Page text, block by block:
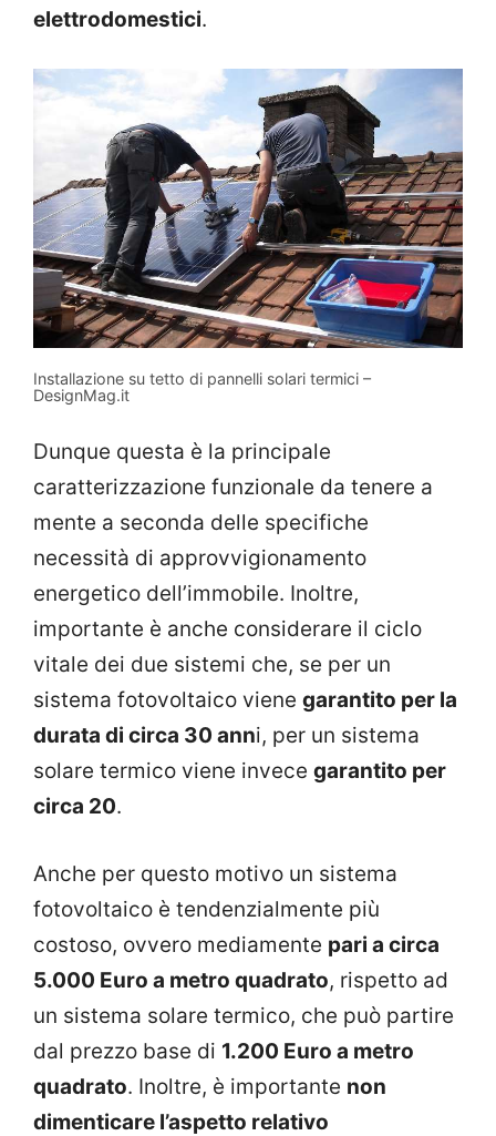
elettrodomestici.
Installazione su tetto di pannelli solari termici –
DesignMag.it
Dunque questa è la principale
caratterizzazione funzionale da tenere a
mente a seconda delle specifiche
necessità di approvvigionamento
energetico dell’immobile. Inoltre,
importante è anche considerare il ciclo
vitale dei due sistemi che, se per un
sistema fotovoltaico viene garantito per la
durata di circa 30 anni, per un sistema
solare termico viene invece garantito per
circa 20.
Anche per questo motivo un sistema
fotovoltaico è tendenzialmente più
costoso, ovvero mediamente pari a circa
5.000 Euro a metro quadrato, rispetto ad
un sistema solare termico, che può partire
dal prezzo base di 1.200 Euro a metro
quadrato. Inoltre, è importante non
dimenticare l’aspetto relativo